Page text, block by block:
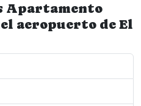
Apartamento
aeropuerto de El